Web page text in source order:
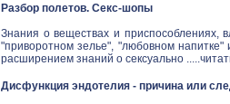
Разбор полетов. Секс-шопы
Знания о веществах и приспособлениях,
"приворотном зелье", "любовном
расширением знаний о сексуально .....
Дисфункция эндотелия - причина или